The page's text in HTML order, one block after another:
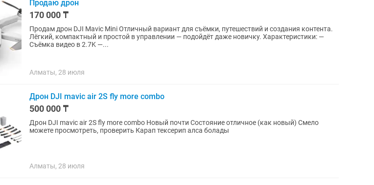
Продаю дрон
170 000 ₸
Продам дрон DJI Mavic Mini Отличный вариант для съёмки, путешествий и создания контента.
Лёгкий, компактный и простой в управлении — подойдёт даже новичку. Характеристики: —
Съёмка видео в 2.7K —...
Алматы, 28 июля
Дрон DJI mavic air 2S fly more combo
500 000 ₸
Дрон DJI mavic air 2S fly more combo Новый почти Состояние отличное (как новый) Смело
можете просмотреть, проверить Карап тексерип алса болады
Алматы, 28 июля